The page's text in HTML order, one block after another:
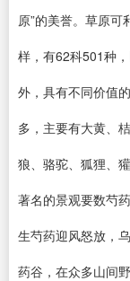
原”的美誉。草原
样，有62科501种
外，具有不同价值
多，主要有大黄、
狼、骆驼、狐狸、
著名的景观要数芍
生芍药迎风怒放，
药谷，在众多山间